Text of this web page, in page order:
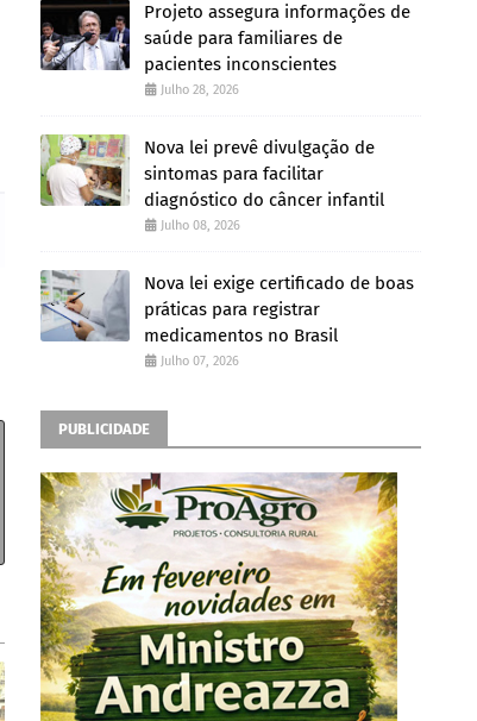
Projeto assegura informações de
saúde para familiares de
pacientes inconscientes
Julho 28, 2026
Nova lei prevê divulgação de
sintomas para facilitar
diagnóstico do câncer infantil
Julho 08, 2026
Nova lei exige certificado de boas
práticas para registrar
medicamentos no Brasil
Julho 07, 2026
PUBLICIDADE